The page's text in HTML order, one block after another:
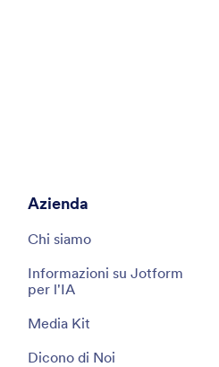
Azienda
Chi siamo
Informazioni su Jotform
per l'IA
Media Kit
Dicono di Noi